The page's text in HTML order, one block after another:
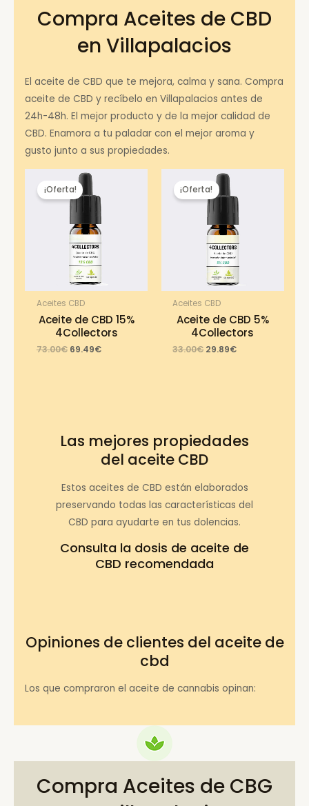
Compra Aceites de CBD
en Villapalacios
El aceite de CBD que te mejora, calma y sana. Compra
aceite de CBD y recíbelo en Villapalacios antes de
24h-48h. El mejor producto y de la mejor calidad de
CBD. Enamora a tu paladar con el mejor aroma y
gusto junto a sus propiedades.
¡Oferta!
Aceites CBD
Aceite de CBD 15%
4Collectors
73.00€ Original
69.49€Current
¡Oferta!
Aceites CBD
Aceite de CBD 5%
4Collectors
33.00€ Original
29.89€Current
Las mejores propiedades
del aceite CBD
Estos aceites de CBD están elaborados
preservando todas las características del
CBD para ayudarte en tus dolencias.
Consulta la dosis de aceite de
CBD recomendada
Opiniones de clientes del aceite de
cbd
Los que compraron el aceite de cannabis opinan:
Compra Aceites de CBG